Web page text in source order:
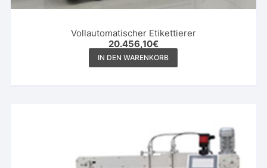
Vollautomatischer Etikettierer
20.456,10€
IN DEN WARENKORB